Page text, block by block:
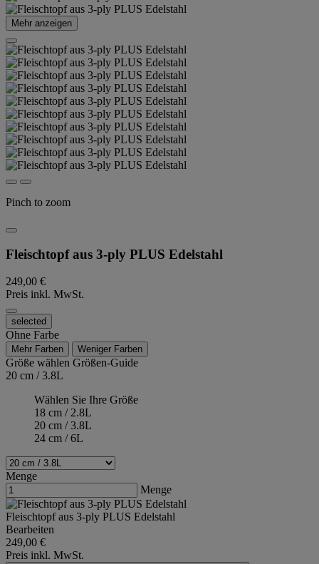
Mehr anzeigen
Pinch to zoom
Fleischtopf aus 3-ply PLUS Edelstahl
249,00 €
Preis inkl. MwSt.
selected
Ohne Farbe
Mehr Farben Weniger Farben
Größe wählen Größen-Guide
20 cm / 3.8L
Wählen Sie Ihre Größe
18 cm / 2.8L
20 cm / 3.8L
24 cm / 6L
Menge
Menge
Fleischtopf aus 3-ply PLUS Edelstahl
Bearbeiten
249,00 €
Preis inkl. MwSt.